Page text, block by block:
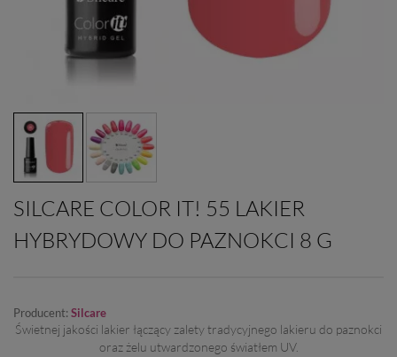
SILCARE COLOR IT! 55 LAKIER
HYBRYDOWY DO PAZNOKCI 8 G
Producent: Silcare
Świetnej jakości lakier łączący zalety tradycyjnego lakieru do paznokci
oraz żelu utwardzonego światłem UV.